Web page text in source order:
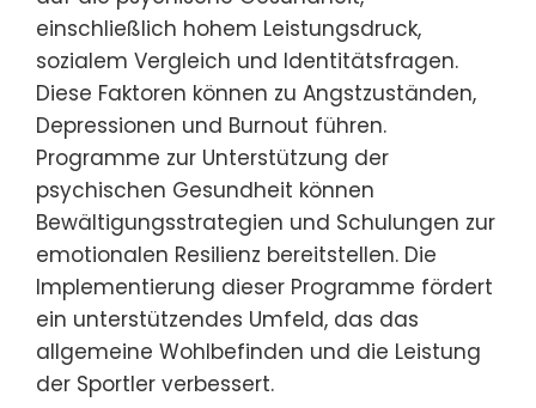
einschließlich hohem Leistungsdruck,
sozialem Vergleich und Identitätsfragen.
Diese Faktoren können zu Angstzuständen,
Depressionen und Burnout führen.
Programme zur Unterstützung der
psychischen Gesundheit können
Bewältigungsstrategien und Schulungen zur
emotionalen Resilienz bereitstellen. Die
Implementierung dieser Programme fördert
ein unterstützendes Umfeld, das das
allgemeine Wohlbefinden und die Leistung
der Sportler verbessert.